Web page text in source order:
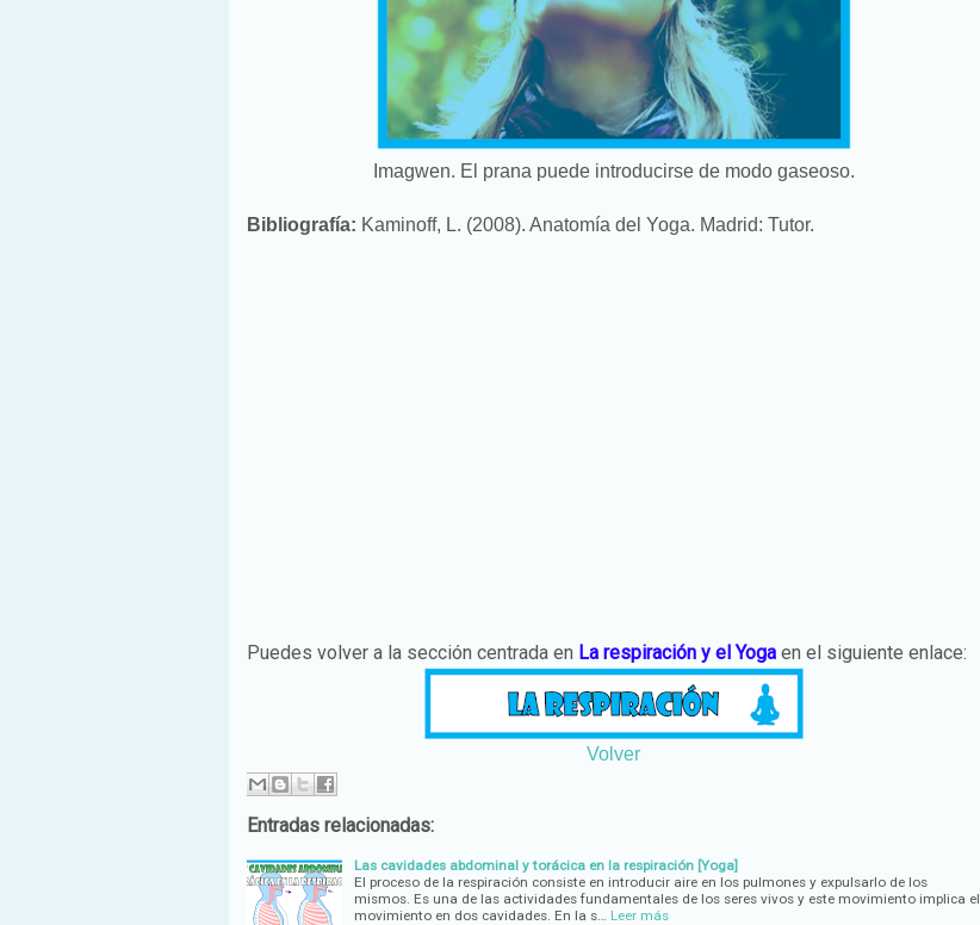
Imagwen. El prana puede introducirse de modo gaseoso.
Bibliografía: Kaminoff, L. (2008). Anatomía del Yoga. Madrid: Tutor.
Puedes volver a la sección centrada en La respiración y el Yoga en el siguiente enlace:
Volver
Entradas relacionadas:
Las cavidades abdominal y torácica en la respiración [Yoga]
El proceso de la respiración consiste en introducir aire en los pulmones y expulsarlo de los
mismos. Es una de las actividades fundamentales de los seres vivos y este movimiento implica el
movimiento en dos cavidades. En la s…
Leer más